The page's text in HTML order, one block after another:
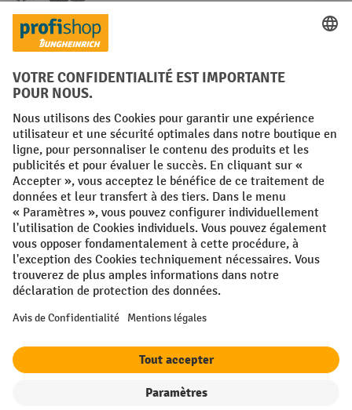
Langues
FR NL
Conditions générales Mentions légales
Protection des Données Politique de cookies
All prices excl. VAT plusshipping costsand possible delivery charges,
if not stated otherwise.
¹ La remise est valable jusqu'à épuisement des stocks. La remise ne
s'applique pas aux prix spéciaux. Il n'est pas possible de le combiner
avec d'autres réductions en pourcentage ou bons de réduction. | ² La
réduction sera accordée une seule fois lors de la première inscription
à la newsletter. Le code de réduction est valable pendant 10 jours et
nette minimale de 250,00 €. La réduction varie selon la catégorie de
produits et peut atteindre un maximum de 10 %. Les transpalettes
électriques, les gerbeurs électriques, les chariots élévateurs